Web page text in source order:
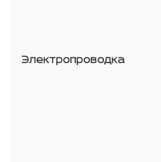
Электропроводка